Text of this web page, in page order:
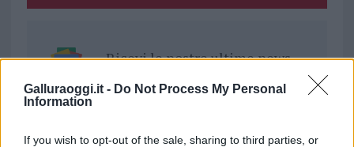
Galluraoggi.it - Do Not Process My Personal
Information
If you wish to opt-out of the sale, sharing to third parties, or
Ricevi le nostre ultime news